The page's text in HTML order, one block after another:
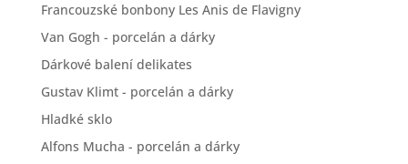
Francouzské bonbony Les Anis de Flavigny
Van Gogh - porcelán a dárky
Dárkové balení delikates
Gustav Klimt - porcelán a dárky
Hladké sklo
Alfons Mucha - porcelán a dárky